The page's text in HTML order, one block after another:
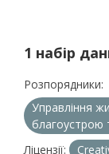
1 набір
Розпорядники:
Управління
благоустрою
Ліцензії: